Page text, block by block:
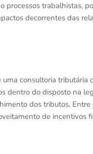
processos trabalhistas,
decorrentes das
consultoria tributária
dentro do disposto na
dos tributos.
de incentivos